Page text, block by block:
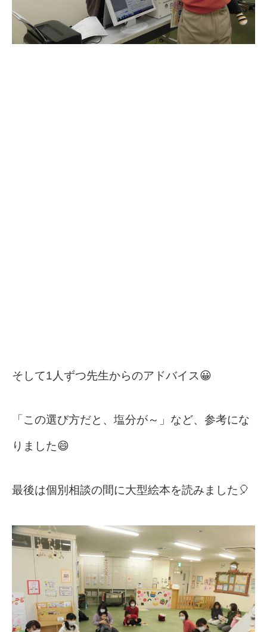
そして1人ずつ先生からのアドバイス😀
「この選び方だと、塩分が～」など、参考にな
りました😄
最後は個別相談の間に大型絵本を読みました🎈